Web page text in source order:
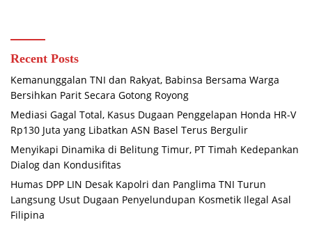
Recent Posts
Kemanunggalan TNI dan Rakyat, Babinsa Bersama Warga
Bersihkan Parit Secara Gotong Royong
Mediasi Gagal Total, Kasus Dugaan Penggelapan Honda HR-V
Rp130 Juta yang Libatkan ASN Basel Terus Bergulir
Menyikapi Dinamika di Belitung Timur, PT Timah Kedepankan
Dialog dan Kondusifitas
Humas DPP LIN Desak Kapolri dan Panglima TNI Turun
Langsung Usut Dugaan Penyelundupan Kosmetik Ilegal Asal
Filipina